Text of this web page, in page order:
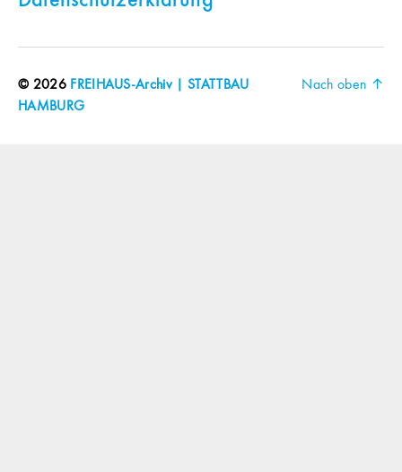
© 2026 FREIHAUS-Archiv | STATTBAU
HAMBURG
Nach oben ↑